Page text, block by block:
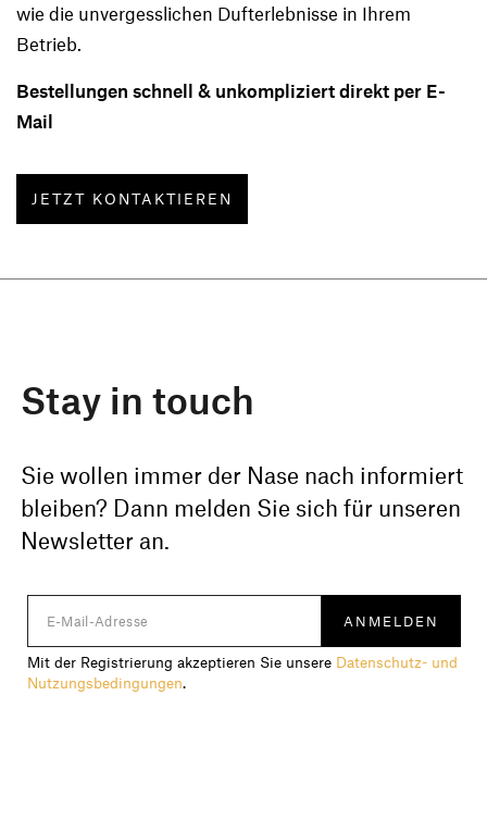
wie die unvergesslichen Dufterlebnisse in Ihrem
Betrieb.
Bestellungen schnell & unkompliziert direkt per E-
Mail
JETZT KONTAKTIEREN
Stay in touch
Sie wollen immer der Nase nach informiert
bleiben? Dann melden Sie sich für unseren
Newsletter an.
Mit der Registrierung akzeptieren Sie unsere Datenschutz- und
Nutzungsbedingungen.